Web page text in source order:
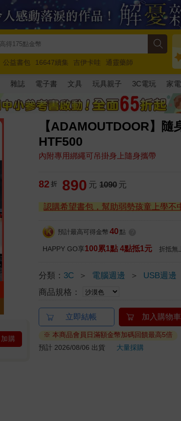
公益書包 16647續集 吉伊卡哇
通靈藥師
馬斯克 玩具總動員5 超慢跑
雜誌 電子書 文具 玩具親子 3C電玩 家電
【ADAMOUTDOOR】
HTF500
內附專用綁繩可吊掛身上隨身攜帶
加購
82 折 890 元 1090 元
認購希望書包，幫助弱勢孩童上學不
預計最高可得金幣 40 點
HAPPY GO享100累1點 4點抵1元 折抵無
分類： 3C ＞ 電腦週邊 ＞
USB週邊
商品規格：
立即結帳 加入購物車
※ 本商品會員日滿額金幣加碼回饋最高5倍
預計 2026/08/06 出貨
大量採購